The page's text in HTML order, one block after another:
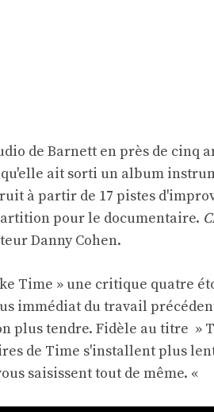
de Barnett en près de cinq
qu'elle ait sorti un album
à partir de 17 pistes
pour le documentaire.
Danny Cohen.
Time » une critique quatre
immédiat du travail
plus tendre. Fidèle au titre »
de Time s'installent plus
saisissent tout de même. «